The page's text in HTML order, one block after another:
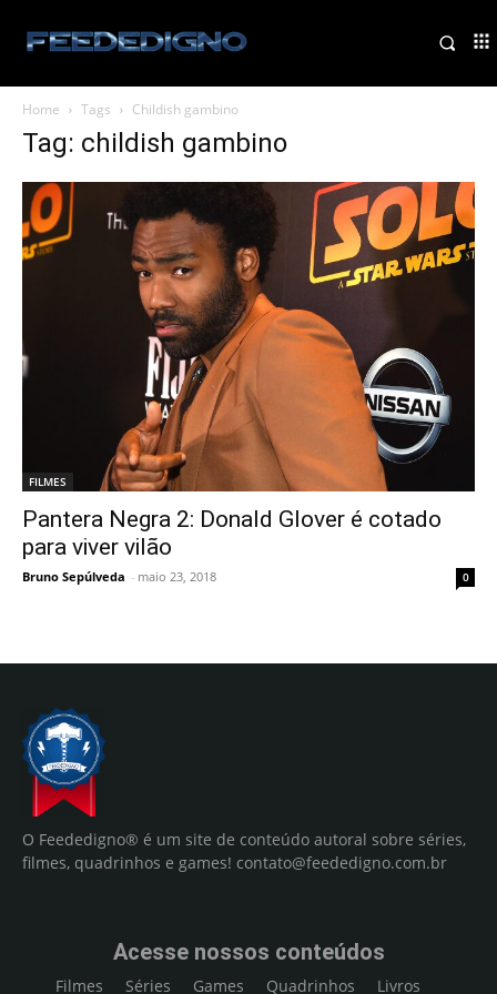
Home Tags Childish gambino
Tag: childish gambino
FILMES
Pantera Negra 2: Donald Glover é cotado
para viver vilão
Bruno Sepúlveda - maio 23, 2018 0
O Feededigno® é um site de conteúdo autoral sobre séries,
filmes, quadrinhos e games! contato@feededigno.com.br
Acesse nossos conteúdos
Filmes Séries Games Quadrinhos Livros